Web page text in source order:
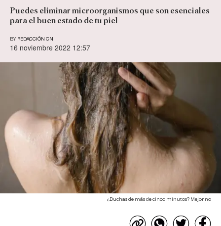
Puedes eliminar microorganismos que son esenciales
para el buen estado de tu piel
BY REDACCIÓN CN
16 noviembre 2022 12:57
¿Duchas de más de cinco minutos? Mejor no